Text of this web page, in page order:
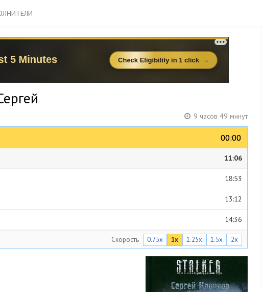
9 часов 49 минут
00:00
00:00
11:06
18:53
13:12
14:36
12:59
22:30
Скорость 0.75x 1x 1.25x 1.5x 2x